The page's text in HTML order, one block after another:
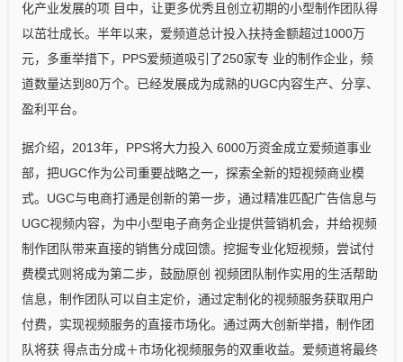
化产业发展的项 目中，让更多优秀且创立初期的小型制作团队得
以茁壮成长。半年以来，爱频道总计投入扶持金额超过1000万
元，多重举措下，PPS爱频道吸引了250家专 业的制作企业，频
道数量达到80万个。已经发展成为成熟的UGC内容生产、分享、
盈利平台。
据介绍，2013年，PPS将大力投入 6000万资金成立爱频道事业
部，把UGC作为公司重要战略之一，探索全新的短视频商业模
式。UGC与电商打通是创新的第一步，通过精准匹配广告信息与
UGC视频内容，为中小型电子商务企业提供营销机会，并给视频
制作团队带来直接的销售分成回馈。挖掘专业化短视频，尝试付
费模式则将成为第二步，鼓励原创 视频团队制作实用的生活帮助
信息，制作团队可以自主定价，通过定制化的视频服务获取用户
付费，实现视频服务的直接市场化。通过两大创新举措，制作团
队将获 得点击分成＋市场化视频服务的双重收益。爱频道将最终